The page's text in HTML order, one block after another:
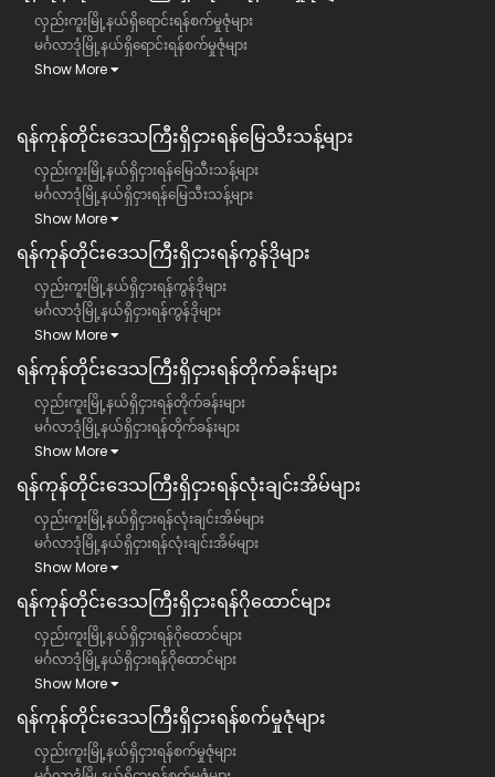
လှည်းကူးမြို့နယ်ရှိရောင်းရန်စက်မှုဇုံများ
မင်္ဂလာဒုံမြို့နယ်ရှိရောင်းရန်စက်မှုဇုံများ
Show More
ရန်ကုန်တိုင်းဒေသကြီး​​ရှိငှားရန်မြေသီးသန့်များ
လှည်းကူးမြို့နယ်ရှိငှားရန်မြေသီးသန့်များ
မင်္ဂလာဒုံမြို့နယ်ရှိငှားရန်မြေသီးသန့်များ
Show More
ရန်ကုန်တိုင်းဒေသကြီး​​ရှိငှားရန်ကွန်ဒိုများ
လှည်းကူးမြို့နယ်ရှိငှားရန်ကွန်ဒိုများ
မင်္ဂလာဒုံမြို့နယ်ရှိငှားရန်ကွန်ဒိုများ
Show More
ရန်ကုန်တိုင်းဒေသကြီး​​ရှိငှားရန်တိုက်ခန်းများ
လှည်းကူးမြို့နယ်ရှိငှားရန်တိုက်ခန်းများ
မင်္ဂလာဒုံမြို့နယ်ရှိငှားရန်တိုက်ခန်းများ
Show More
ရန်ကုန်တိုင်းဒေသကြီး​​ရှိငှားရန်လုံးချင်းအိမ်များ
လှည်းကူးမြို့နယ်ရှိငှားရန်လုံးချင်းအိမ်များ
မင်္ဂလာဒုံမြို့နယ်ရှိငှားရန်လုံးချင်းအိမ်များ
Show More
ရန်ကုန်တိုင်းဒေသကြီး​​ရှိငှားရန်ဂိုထောင်များ
လှည်းကူးမြို့နယ်ရှိငှားရန်ဂိုထောင်များ
မင်္ဂလာဒုံမြို့နယ်ရှိငှားရန်ဂိုထောင်များ
Show More
ရန်ကုန်တိုင်းဒေသကြီး​​ရှိငှားရန်စက်မှုဇုံများ
လှည်းကူးမြို့နယ်ရှိငှားရန်စက်မှုဇုံများ